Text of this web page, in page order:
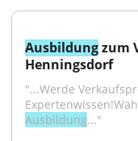
Ausbildung zum
Henningsdorf
"...Werde
Ausbildung..."